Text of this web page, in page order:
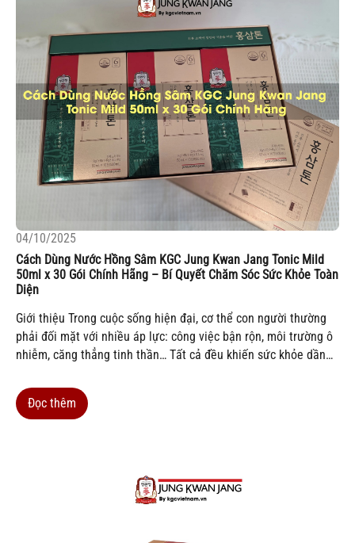
04/10/2025
Cách Dùng Nước Hồng Sâm KGC Jung Kwan Jang Tonic Mild
50ml x 30 Gói Chính Hãng – Bí Quyết Chăm Sóc Sức Khỏe Toàn
Diện
Giới thiệu Trong cuộc sống hiện đại, cơ thể con người thường
phải đối mặt với nhiều áp lực: công việc bận rộn, môi trường ô
nhiễm, căng thẳng tinh thần… Tất cả đều khiến sức khỏe dần
thường....
Đọc thêm